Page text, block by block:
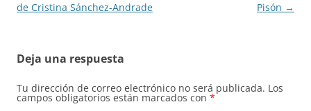
entradas
de Cristina Sánchez-Andrade
Pisón →
Deja una respuesta
Tu dirección de correo electrónico no será publicada. Los
campos obligatorios están marcados con *